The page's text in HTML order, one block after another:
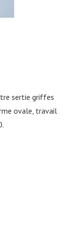
sertie griffes
ovale, travail